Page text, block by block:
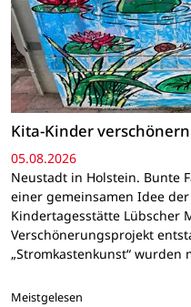
Kita-Kinder
05.08.2026
Neustadt in Holstein. Bunte
einer gemeinsamen Idee
Kindertagesstätte Lübscher
Verschönerungsprojekt
„Stromkastenkunst“ wurden
Meistgelesen